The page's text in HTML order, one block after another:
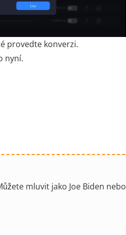
provedte konverzi.
nyní.
mluvit jako Joe Biden nebo